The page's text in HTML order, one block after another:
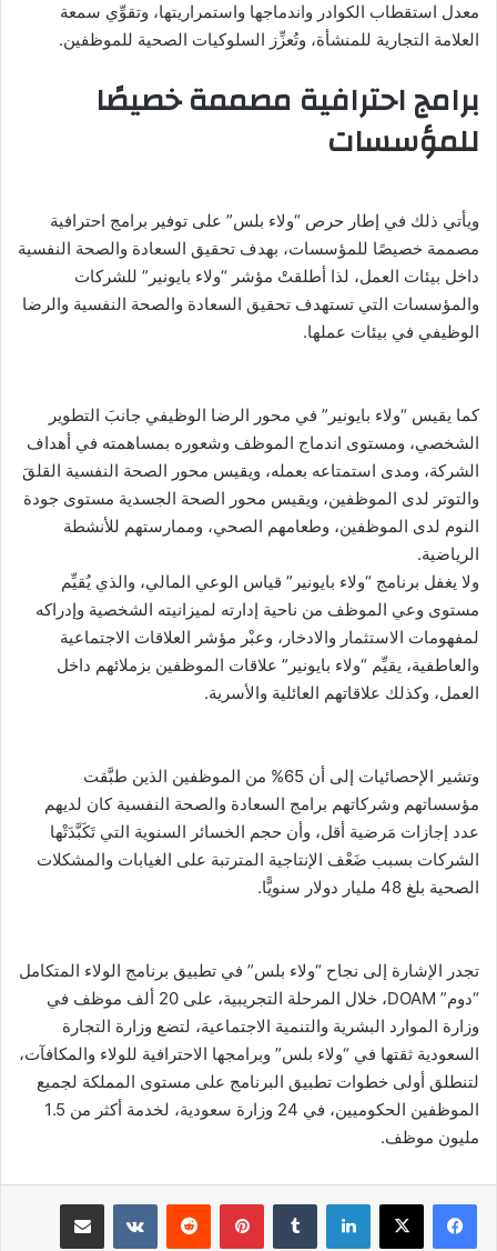
معدل استقطاب الكوادر واندماجها واستمراريتها، وتقوِّي سمعة
العلامة التجارية للمنشأة، وتُعزِّز السلوكيات الصحية للموظفين.
برامج احترافية مصممة خصيصًا
للمؤسسات
ويأتي ذلك في إطار حرص “ولاء بلس” على توفير برامج احترافية
مصممة خصيصًا للمؤسسات، بهدف تحقيق السعادة والصحة النفسية
داخل بيئات العمل، لذا أطلقتْ مؤشر “ولاء بايونير” للشركات
والمؤسسات التي تستهدف تحقيق السعادة والصحة النفسية والرضا
الوظيفي في بيئات عملها.
كما يقيس “ولاء بايونير” في محور الرضا الوظيفي جانبَ التطوير
الشخصي، ومستوى اندماج الموظف وشعوره بمساهمته في أهداف
الشركة، ومدى استمتاعه بعمله، ويقيس محور الصحة النفسية القلقَ
والتوتر لدى الموظفين، ويقيس محور الصحة الجسدية مستوى جودة
النوم لدى الموظفين، وطعامهم الصحي، وممارستهم للأنشطة
الرياضية.
ولا يغفل برنامج “ولاء بايونير” قياس الوعي المالي، والذي يُقيِّم
مستوى وعي الموظف من ناحية إدارته لميزانيته الشخصية وإدراكه
لمفهومات الاستثمار والادخار، وعبْر مؤشر العلاقات الاجتماعية
والعاطفية، يقيِّم “ولاء بايونير” علاقات الموظفين بزملائهم داخل
العمل، وكذلك علاقاتهم العائلية والأسرية.
وتشير الإحصائيات إلى أن 65% من الموظفين الذين طبَّقت
مؤسساتهم وشركاتهم برامج السعادة والصحة النفسية كان لديهم
عدد إجازات مَرضية أقل، وأن حجم الخسائر السنوية التي تَكَبَّدَتْها
الشركات بسبب ضَعْف الإنتاجية المترتبة على الغيابات والمشكلات
الصحية بلغ 48 مليار دولار سنويًّا.
تجدر الإشارة إلى نجاح “ولاء بلس” في تطبيق برنامج الولاء المتكامل
“دوم” DOAM، خلال المرحلة التجريبية، على 20 ألف موظف في
وزارة الموارد البشرية والتنمية الاجتماعية، لتضع وزارة التجارة
السعودية ثقتها في “ولاء بلس” وبرامجها الاحترافية للولاء والمكافآت،
لتنطلق أولى خطوات تطبيق البرنامج على مستوى المملكة لجميع
الموظفين الحكوميين، في 24 وزارة سعودية، لخدمة أكثر من 1.5
مليون موظف.
لينكدإن بينتيريست مشاركة عبر البريد